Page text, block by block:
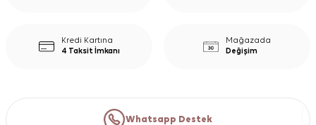
Kredi Kartına
4 Taksit İmkanı
Mağazada
Değişim
Whatsapp Destek